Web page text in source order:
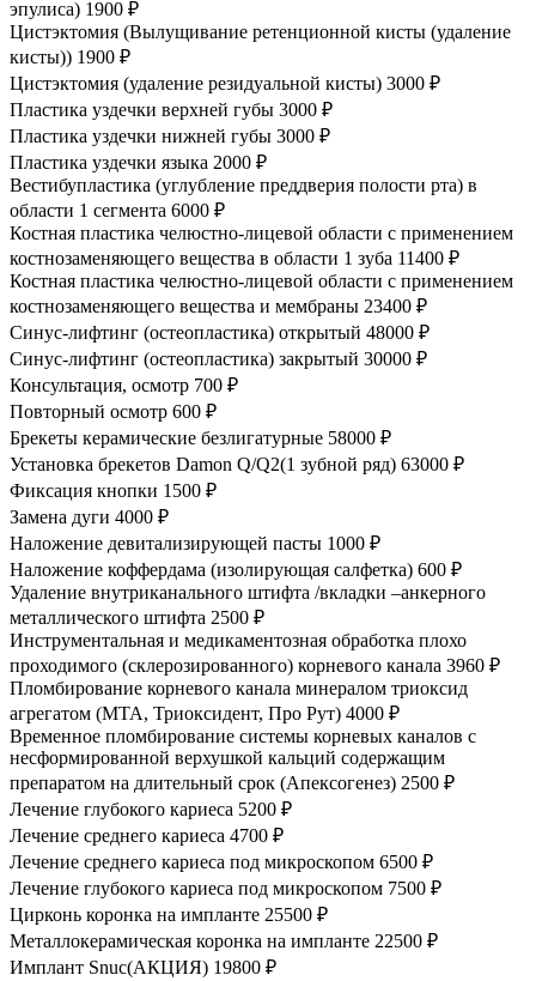
эпулиса) 1900 ₽
Цистэктомия (Вылущивание ретенционной кисты (удаление
кисты)) 1900 ₽
Цистэктомия (удаление резидуальной кисты) 3000 ₽
Пластика уздечки верхней губы 3000 ₽
Пластика уздечки нижней губы 3000 ₽
Пластика уздечки языка 2000 ₽
Вестибупластика (углубление преддверия полости рта) в
области 1 сегмента 6000 ₽
Костная пластика челюстно-лицевой области с применением
костнозаменяющего вещества в области 1 зуба 11400 ₽
Костная пластика челюстно-лицевой области с применением
костнозаменяющего вещества и мембраны 23400 ₽
Синус-лифтинг (остеопластика) открытый 48000 ₽
Синус-лифтинг (остеопластика) закрытый 30000 ₽
Консультация, осмотр 700 ₽
Повторный осмотр 600 ₽
Брекеты керамические безлигатурные 58000 ₽
Установка брекетов Damon Q/Q2(1 зубной ряд) 63000 ₽
Фиксация кнопки 1500 ₽
Замена дуги 4000 ₽
Наложение девитализирующей пасты 1000 ₽
Наложение коффердама (изолирующая салфетка) 600 ₽
Удаление внутриканального штифта /вкладки –анкерного
металлического штифта 2500 ₽
Инструментальная и медикаментозная обработка плохо
проходимого (склерозированного) корневого канала 3960 ₽
Пломбирование корневого канала минералом триоксид
агрегатом (МТА, Триоксидент, Про Рут) 4000 ₽
Временное пломбирование системы корневых каналов с
несформированной верхушкой кальций содержащим
препаратом на длительный срок (Апексогенез) 2500 ₽
Лечение глубокого кариеса 5200 ₽
Лечение среднего кариеса 4700 ₽
Лечение среднего кариеса под микроскопом 6500 ₽
Лечение глубокого кариеса под микроскопом 7500 ₽
Цирконь коронка на импланте 25500 ₽
Металлокерамическая коронка на импланте 22500 ₽
Имплант Snuc(АКЦИЯ) 19800 ₽